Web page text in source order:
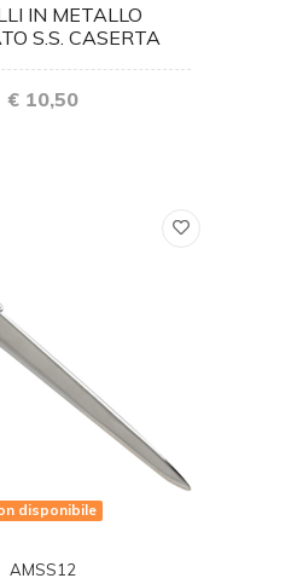
IN METALLO
S.S. CASERTA
€ 10,50
disponibile
AMSS12